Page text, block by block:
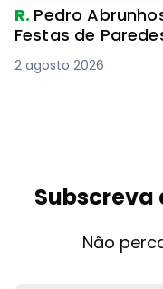
R. Pedro
Festas de
2 agosto 2026
Subscreva
Não